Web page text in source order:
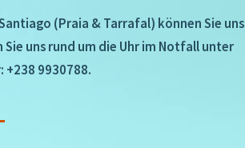
(Praia & Tarrafal) können Sie uns
uns rund um die Uhr im Notfall unter
9930788.